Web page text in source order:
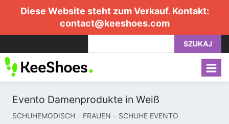
Diese Website steht zum Verkauf. Kontakt:
contact@keeshoes.com
SZUKAJ
Evento Damenprodukte in Weiß
SCHUHEMODISCH FRAUEN SCHUHE EVENTO